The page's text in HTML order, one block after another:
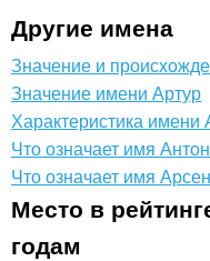
Другие имена
Значение и
Значение имени Артур
Характеристика имени
Что означает имя Антон
Что означает имя
Место в
годам